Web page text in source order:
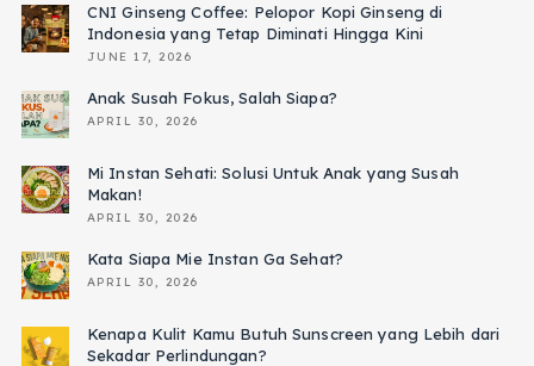
CNI Ginseng Coffee: Pelopor Kopi Ginseng di
Indonesia yang Tetap Diminati Hingga Kini
JUNE 17, 2026
Anak Susah Fokus, Salah Siapa?
APRIL 30, 2026
Mi Instan Sehati: Solusi Untuk Anak yang Susah
Makan!
APRIL 30, 2026
Kata Siapa Mie Instan Ga Sehat?
APRIL 30, 2026
Kenapa Kulit Kamu Butuh Sunscreen yang Lebih dari
Sekadar Perlindungan?